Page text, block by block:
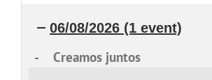
06/08/2026 (1 event)
- Creamos juntos